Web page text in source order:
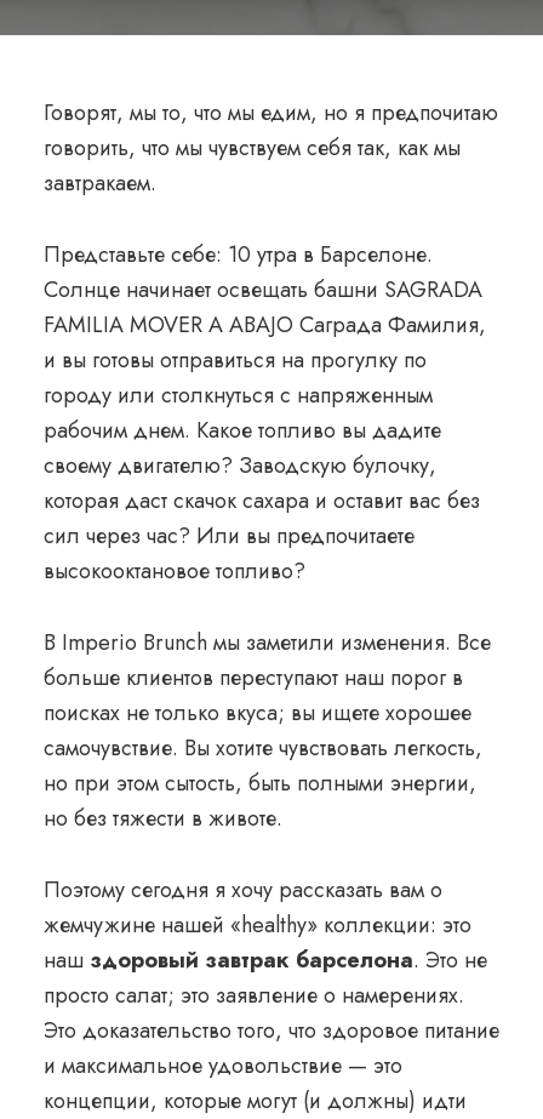
Говорят, мы то, что мы едим, но я предпочитаю
говорить, что мы чувствуем себя так, как мы
завтракаем.
Представьте себе: 10 утра в Барселоне.
Солнце начинает освещать башни SAGRADA
FAMILIA MOVER A ABAJO Саграда Фамилия,
и вы готовы отправиться на прогулку по
городу или столкнуться с напряженным
рабочим днем. Какое топливо вы дадите
своему двигателю? Заводскую булочку,
которая даст скачок сахара и оставит вас без
сил через час? Или вы предпочитаете
высокооктановое топливо?
В Imperio Brunch мы заметили изменения. Все
больше клиентов переступают наш порог в
поисках не только вкуса; вы ищете хорошее
самочувствие. Вы хотите чувствовать легкость,
но при этом сытость, быть полными энергии,
но без тяжести в животе.
Поэтому сегодня я хочу рассказать вам о
жемчужине нашей «healthy» коллекции: это
наш здоровый завтрак барселона. Это не
просто салат; это заявление о намерениях.
Это доказательство того, что здоровое питание
и максимальное удовольствие — это
концепции, которые могут (и должны) идти